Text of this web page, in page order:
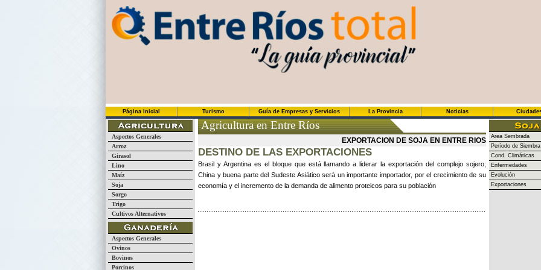
Página Inicial Turismo Guía de Empresas y Servicios La Provincia Noticias
Aspectos Generales
Arroz
Girasol
Lino
Maíz
Soja
Sorgo
Trigo
Cultivos Alternativos
Aspectos Generales
Ovinos
Bovinos
Porcinos
Agricultura en Entre Ríos
EXPORTACION DE SOJA EN ENTRE RIOS
DESTINO DE LAS EXPORTACIONES
Brasil y Argentina es el bloque que está llamando a liderar la exportación del complejo sojero;
China y buena parte del Sudeste Asiático será un importante importador, por el crecimiento de su
economía y el incremento de la demanda de alimento proteicos para su población
Area Sembrada
Período de Siembra
Cond. Climáticas
Enfermedades
Evolución
Exportaciones